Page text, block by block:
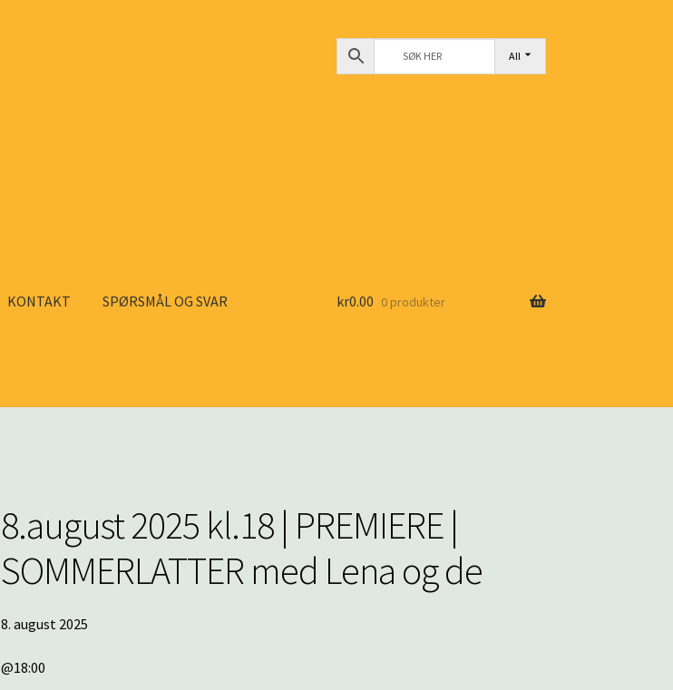
All
KONTAKT SPØRSMÅL OG SVAR kr0.00 0 produkter
8.august 2025 kl.18 | PREMIERE |
SOMMERLATTER med Lena og de
8. august 2025
@18:00